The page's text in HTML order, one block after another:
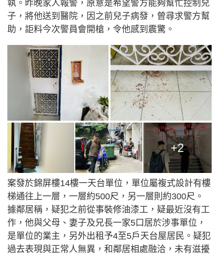
執。昨晚家人報警，原意是希望警方能夠幫忙控制兒
子，將他送到醫院，因之前兒子病發，曾尋求警方幫
助，詎料今次警員會開槍，令他感到震驚。
+2
案發於錦屏樓14樓一天台單位，單位屬複式設計有樓
梯通往上一層，一層約500尺，另一層則約300尺。
據鄰居稱，疑犯之前從事裝修油漆工，疑最近沒有工
作，他與父母、妻子及兄長一家5口居於涉事單位，
是單位的業主，另外出租予4至5戶天台屋居民。疑犯
過去表現與正常人無異，和鄰居相處融洽，未有滋擾